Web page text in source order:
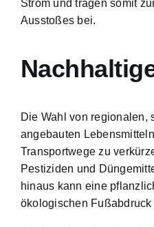
Strom und tragen somit
Ausstoßes bei.
Die Wahl von regionalen,
angebauten
Transportwege zu
Pestiziden und
hinaus kann eine
ökologischen